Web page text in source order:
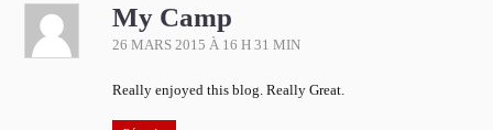
My Camp
26 MARS 2015 À 16 H 31 MIN
Really enjoyed this blog. Really Great.